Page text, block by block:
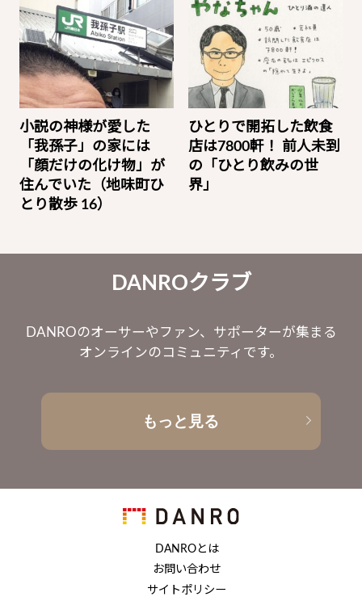
小説の神様が愛した
「我孫子」の家には
「顔だけの化け物」が
住んでいた（地味町ひ
とり散歩 16）
ひとりで開拓した飲食
店は7800軒！ 前人未到
の「ひとり飲みの世
界」
DANROクラブ
DANROのオーサーやファン、サポーターが集まる
オンラインのコミュニティです。
もっと見る
DANROとは
お問い合わせ
サイトポリシー